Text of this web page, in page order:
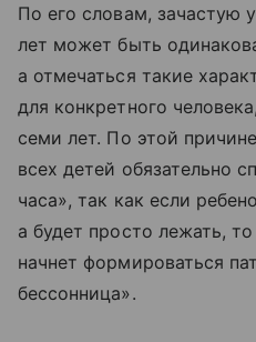
По его словам, зачастую
лет может быть
а отмечаться такие
для конкретного
семи лет. По этой
всех детей обязательно
часа», так как если
а будет просто лежать,
начнет формироваться
бессонница».